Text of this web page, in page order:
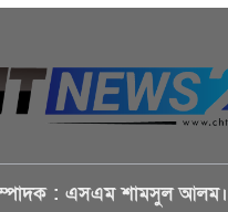
: এসএম শামসুল আলম।